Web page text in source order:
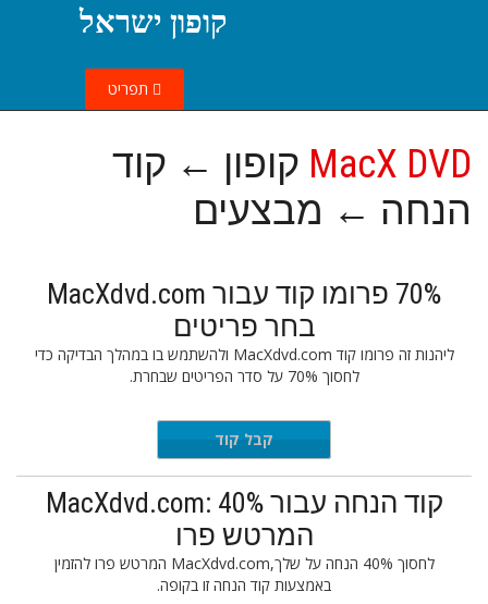
קופון ישראל
תפריט
MacX DVD קופון ← קוד
הנחה ← מבצעים
70% פרומו קוד עבור MacXdvd.com
בחר פריטים
ליהנות זה פרומו קוד MacXdvd.com ולהשתמש בו במהלך הבדיקה כדי
לחסוך 70% על סדר הפריטים שבחרת.
FFNEW70קבל קוד
קוד הנחה עבור MacXdvd.com: 40%
המרטש פרו
לחסוך 40% הנחה על שלך,MacXdvd.com המרטש פרו להזמין
באמצעות קוד הנחה זו בקופה.